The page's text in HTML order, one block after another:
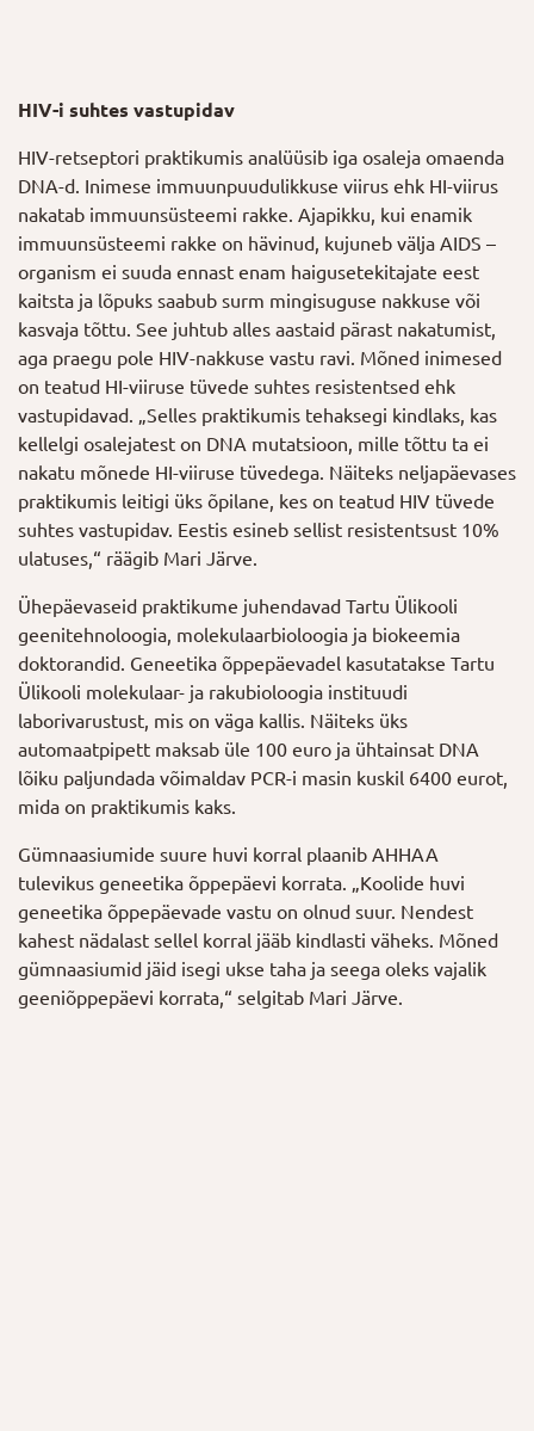
HIV-i suhtes vastupidav
HIV-retseptori praktikumis analüüsib iga osaleja omaenda
DNA-d. Inimese immuunpuudulikkuse viirus ehk HI-viirus
nakatab immuunsüsteemi rakke. Ajapikku, kui enamik
immuunsüsteemi rakke on hävinud, kujuneb välja AIDS –
organism ei suuda ennast enam haigusetekitajate eest
kaitsta ja lõpuks saabub surm mingisuguse nakkuse või
kasvaja tõttu. See juhtub alles aastaid pärast nakatumist,
aga praegu pole HIV-nakkuse vastu ravi. Mõned inimesed
on teatud HI-viiruse tüvede suhtes resistentsed ehk
vastupidavad. „Selles praktikumis tehaksegi kindlaks, kas
kellelgi osalejatest on DNA mutatsioon, mille tõttu ta ei
nakatu mõnede HI-viiruse tüvedega. Näiteks neljapäevases
praktikumis leitigi üks õpilane, kes on teatud HIV tüvede
suhtes vastupidav. Eestis esineb sellist resistentsust 10%
ulatuses,“ räägib Mari Järve.
Ühepäevaseid praktikume juhendavad Tartu Ülikooli
geenitehnoloogia, molekulaarbioloogia ja biokeemia
doktorandid. Geneetika õppepäevadel kasutatakse Tartu
Ülikooli molekulaar- ja rakubioloogia instituudi
laborivarustust, mis on väga kallis. Näiteks üks
automaatpipett maksab üle 100 euro ja ühtainsat DNA
lõiku paljundada võimaldav PCR-i masin kuskil 6400 eurot,
mida on praktikumis kaks.
Gümnaasiumide suure huvi korral plaanib AHHAA
tulevikus geneetika õppepäevi korrata. „Koolide huvi
geneetika õppepäevade vastu on olnud suur. Nendest
kahest nädalast sellel korral jääb kindlasti väheks. Mõned
gümnaasiumid jäid isegi ukse taha ja seega oleks vajalik
geeniõppepäevi korrata,“ selgitab Mari Järve.